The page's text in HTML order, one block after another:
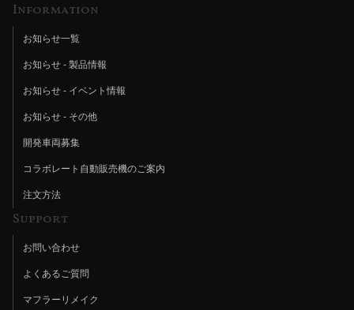
Information
お知らせ一覧
お知らせ - 製品情報
お知らせ - イベント情報
お知らせ - その他
開発車両募集
コラボレート自動販売機のご案内
注文方法
Support
お問い合わせ
よくあるご質問
マフラーリメイク